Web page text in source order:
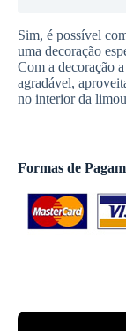
Sim, é possível
uma decoração
Com a decoração
agradável,
no interior da
Formas de